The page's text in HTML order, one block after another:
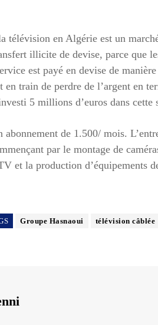
en Algérie est un
illicite de devise, parce que
est payé en devise de
train de perdre de l’argent en
5 millions d’euros dans cette
de 1.500/ mois.
par le montage de
et la production d’équipements
Groupe Hasnaoui télévision câblée